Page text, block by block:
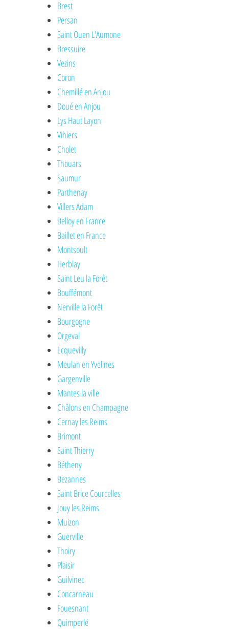
Brest
Persan
Saint Ouen L'Aumone
Bressuire
Vezins
Coron
Chemillé en Anjou
Doué en Anjou
Lys Haut Layon
Vihiers
Cholet
Thouars
Saumur
Parthenay
Villers Adam
Belloy en France
Baillet en France
Montsoult
Herblay
Saint Leu la Forêt
Bouffémont
Nerville la Forêt
Bourgogne
Orgeval
Ecquevilly
Meulan en Yvelines
Gargenville
Mantes la ville
Châlons en Champagne
Cernay les Reims
Brimont
Saint Thierry
Bétheny
Bezannes
Saint Brice Courcelles
Jouy les Reims
Muizon
Guerville
Thoiry
Plaisir
Guilvinec
Concarneau
Fouesnant
Quimperlé